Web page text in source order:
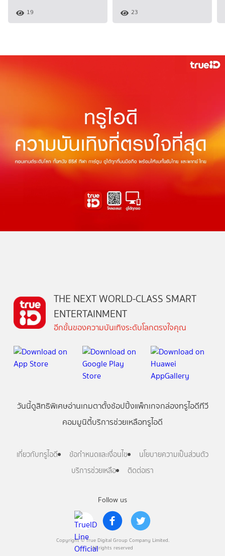
19 23
Follow us
Copyright © True Digital Group Company Limited.
All rights reserved
THE NEXT WORLD-CLASS SMART
ENTERTAINMENT
อีกขั้นของความบันเทิงระดับโลกตรงใจคุณ
วันนี้ดูสิทธิพิเศษอ่านเกมตาตั้งช้อปปิ้งแพ็กเกจกล่องทรูไอดีทีวี
คอมมูนิตี้บริการช่วยเหลือทรูไอดี
เกี่ยวกับทรูไอดี ข้อกำหนดและเงื่อนไข
นโยบายความเป็นส่วนตัว
บริการช่วยเหลือ
ติดต่อเรา